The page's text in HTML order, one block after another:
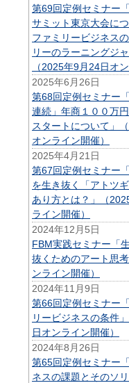
第69回定例セミナー
サミット東京大会に
ファミリービジネス
リーのラーニングジャ
（2025年9月24日オ
2025年6月26日
第68回定例セミナー
連続」年商１００万
スタートについて」
オンライン開催）
2025年4月21日
第67回定例セミナー
を生き抜く「アトツ
あり方とは？」（
ライン開催）
2024年12月5日
FBM実践セミナー「
抜くためのアート思
ンライン開催）
2024年11月9日
第66回定例セミナー
リービジネスの条件
日オンライン開催）
2024年8月26日
第65回定例セミナー
ネスの課題とそのソリ